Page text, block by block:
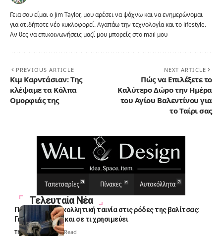
Γεια σου είμαι ο Jim Taylor, μου αρέσει να ψάχνω και να ενημερώνομαι
για οτιδήποτε νέο κυκλοφορεί. Αγαπάω την τεχνολογία και το lifestyle.
Αν θες να επικοινωνήσεις μαζί μου μπορείς στο mail μου
PREVIOUS ARTICLE
Κιμ Καρντάσιαν: Της
κλέψαμε τα Κόλπα
Ομορφιάς της
NEXT ARTICLE
Πώς να Επιλέξετε το
Καλύτερο Δώρο την Ημέρα
του Αγίου Βαλεντίνου για
το Ταίρι σας
Τελευταία Νέα
Πολλοί βάζουν κολλητική ταινία στις ρόδες της βαλίτσας:
Γιατί το κάνουν και σε τι χρησιμεύει
Thali Ombre 4 Min Read